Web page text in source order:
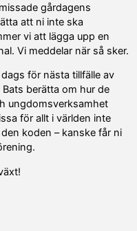
gårdagens
att ni inte ska
vi att lägga upp en
Vi meddelar när så sker.
för nästa tillfälle av
Bats berätta om hur de
ungdomsverksamhet
för allt i världen inte
koden – kanske får ni